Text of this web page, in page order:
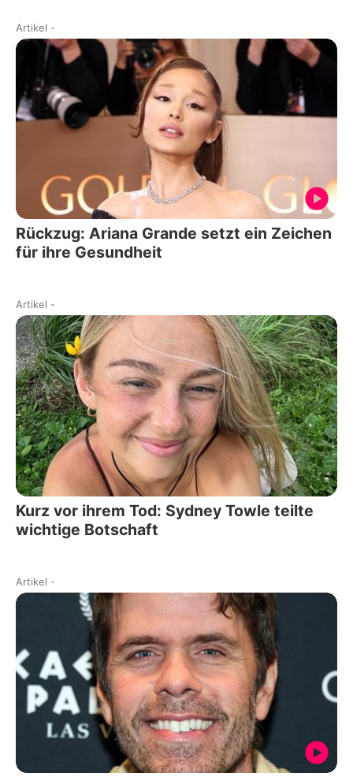
Artikel -
Rückzug: Ariana Grande setzt ein Zeichen
für ihre Gesundheit
Artikel -
Kurz vor ihrem Tod: Sydney Towle teilte
wichtige Botschaft
Artikel -